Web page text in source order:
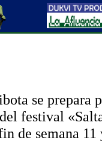
se prepara
festival
de semana 11